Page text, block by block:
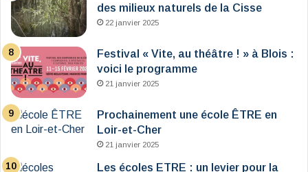
des milieux naturels de la Cisse
22 janvier 2025
Festival « Vite, au théâtre ! » à Blois :
voici le programme
21 janvier 2025
Prochainement une école ÊTRE en
Loir-et-Cher
21 janvier 2025
Les écoles ETRE : un levier pour la